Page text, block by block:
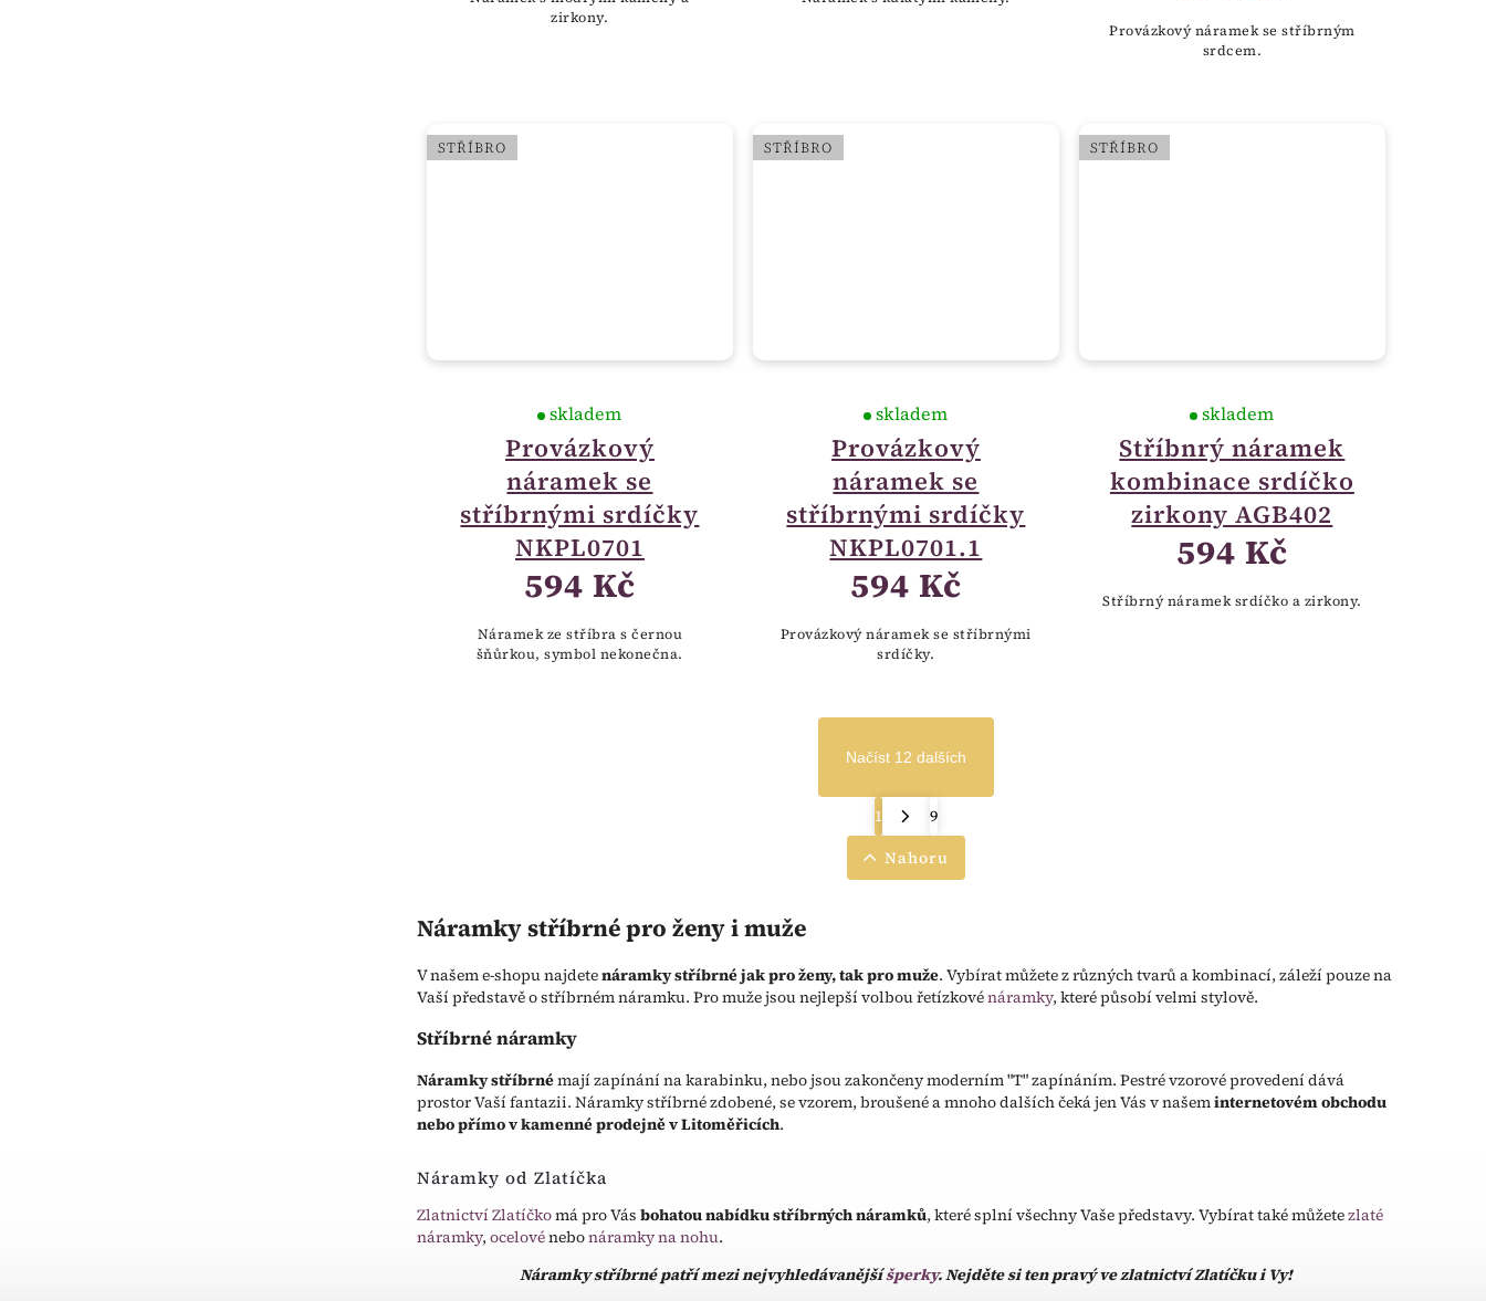
zirkony.
Provázkový náramek se stříbrným
srdcem.
STŘÍBRO
Provázkový
náramek se
stříbrnými srdíčky
NKPL0701
skladem
594 Kč
Náramek ze stříbra s černou
šňůrkou, symbol nekonečna.
STŘÍBRO
Provázkový
náramek se
stříbrnými srdíčky
NKPL0701.1
skladem
594 Kč
Provázkový náramek se stříbrnými
srdíčky.
STŘÍBRO
Stříbnrý náramek
kombinace srdíčko
zirkony AGB402
skladem
594 Kč
Stříbrný náramek srdíčko a zirkony.
Načíst 12 dalších
1
9
Nahoru
Náramky stříbrné pro ženy i muže
V našem e-shopu najdetenáramky stříbrné jak pro ženy, tak pro muže. Vybírat můžete z různých tvarů a kombinací, záleží pouze na
Vaší představě o stříbrném náramku. Pro muže jsou nejlepší volbou řetízkovénáramky, které působí velmi stylově.
Stříbrné náramky
Náramky stříbrnémají zapínání na karabinku, nebo jsou zakončeny moderním "T" zapínáním. Pestré vzorové provedení dává
prostor Vaší fantazii. Náramky stříbrné zdobené, se vzorem, broušené a mnoho dalších čeká jen Vás v našeminternetovém obchodu
nebo přímo v kamenné prodejně v Litoměřicích.
Náramky od Zlatíčka
Zlatnictví Zlatíčkomá pro Vás bohatou nabídku stříbrných náramků, které splní všechny Vaše představy. Vybírat také můžetezlaté
náramky, ocelovénebonáramky na nohu.
Náramky stříbrné patří mezi nejvyhledávanějšíšperky. Nejděte si ten pravý ve zlatnictví Zlatíčku i Vy!